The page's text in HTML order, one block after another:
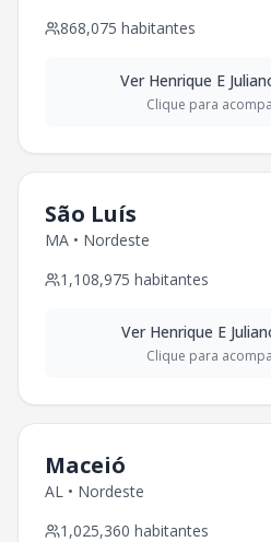
868,075 habitantes
Ver Henrique E
Clique para
São Luís
MA • Nordeste
1,108,975 habitantes
Ver Henrique E
Clique para
Maceió
AL • Nordeste
1,025,360 habitantes